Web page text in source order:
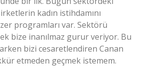
kadın istihdamını
programları var. Sektörü
bize inanılmaz gurur veriyor. Bu
bizi cesaretlendiren Canan
etmeden geçmek istemem.